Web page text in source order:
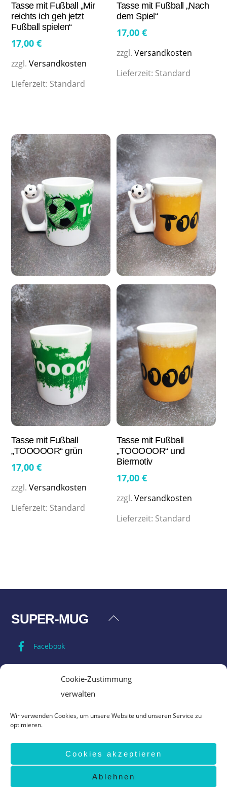
Cookie-Zustimmung
verwalten
Wir verwenden Cookies, um unsere Website und unseren Service zu
optimieren.
Cookies akzeptieren
Ablehnen
Tasse mit Fußball „Mir
reichts ich geh jetzt
Fußball spielen“
17,00€
zzgl.Versandkosten
Lieferzeit: Standard
Tasse mit Fußball „Nach
dem Spiel“
17,00€
zzgl.Versandkosten
Lieferzeit: Standard
Tasse mit Fußball
„TOOOOOR“ grün
17,00€
zzgl.Versandkosten
Lieferzeit: Standard
Tasse mit Fußball
„TOOOOOR“ und
Biermotiv
17,00€
zzgl.Versandkosten
Lieferzeit: Standard
Back
SUPER-MUG
Facebook
Vertrag widerrufen